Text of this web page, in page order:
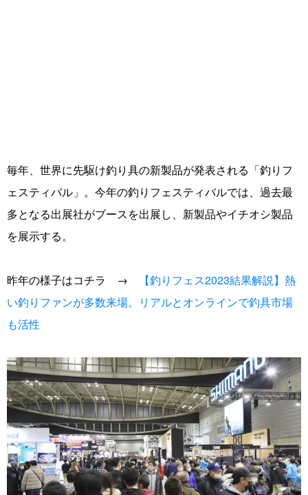
毎年、世界に先駆け釣り具の新製品が発表される「釣りフ
ェスティバル」。今年の釣りフェスティバルでは、過去最
多となる出展社がブースを出展し、新製品やイチオシ製品
を展示する。
昨年の様子はコチラ →
【釣りフェス2023結果解説】熱
い釣りファンが多数来場。リアルとオンラインで釣具市場
も活性